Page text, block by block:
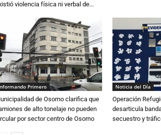
violencia física ni verbal de...
Primero
de Osorno clarifica que
de alto tonelaje no pueden
por sector centro de Osorno
Noticia del Día
Operación
desarticula
secuestro y